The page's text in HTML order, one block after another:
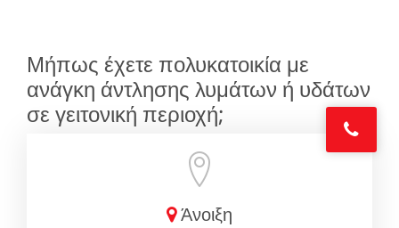
Μήπως έχετε πολυκατοικία με
ανάγκη άντλησης λυμάτων ή υδάτων
σε γειτονική περιοχή;
Άνοιξη